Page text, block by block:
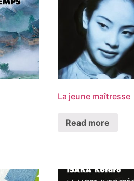
La jeune maîtresse
Read more